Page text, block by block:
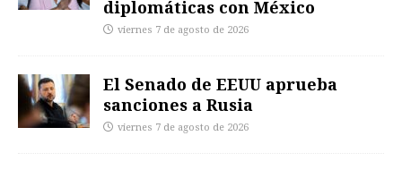
diplomáticas con México
viernes 7 de agosto de 2026
El Senado de EEUU aprueba
sanciones a Rusia
viernes 7 de agosto de 2026